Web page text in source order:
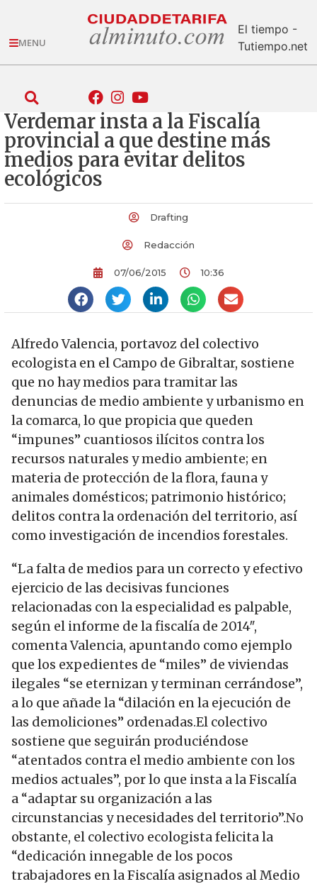
MENU
El tiempo -
Tutiempo.net
Verdemar insta a la Fiscalía
provincial a que destine más
medios para evitar delitos
ecológicos
Drafting
Redacción
07/06/2015 10:36
Alfredo Valencia, portavoz del colectivo
ecologista en el Campo de Gibraltar, sostiene
que no hay medios para tramitar las
denuncias de medio ambiente y urbanismo en
la comarca, lo que propicia que queden
“impunes” cuantiosos ilícitos contra los
recursos naturales y medio ambiente; en
materia de protección de la flora, fauna y
animales domésticos; patrimonio histórico;
delitos contra la ordenación del territorio, así
como investigación de incendios forestales.
“La falta de medios para un correcto y efectivo
ejercicio de las decisivas funciones
relacionadas con la especialidad es palpable,
según el informe de la fiscalía de 2014″,
comenta Valencia, apuntando como ejemplo
que los expedientes de “miles” de viviendas
ilegales “se eternizan y terminan cerrándose”,
a lo que añade la “dilación en la ejecución de
las demoliciones” ordenadas.El colectivo
sostiene que seguirán produciéndose
“atentados contra el medio ambiente con los
medios actuales”, por lo que insta a la Fiscalía
a “adaptar su organización a las
circunstancias y necesidades del territorio”.No
obstante, el colectivo ecologista felicita la
“dedicación innegable de los pocos
trabajadores en la Fiscalía asignados al Medio